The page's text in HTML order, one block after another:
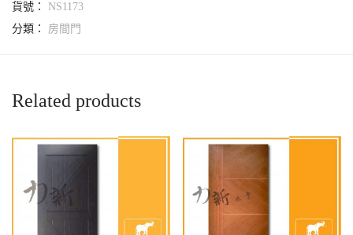
貨號： NS1173
分類： 房間門
Related products